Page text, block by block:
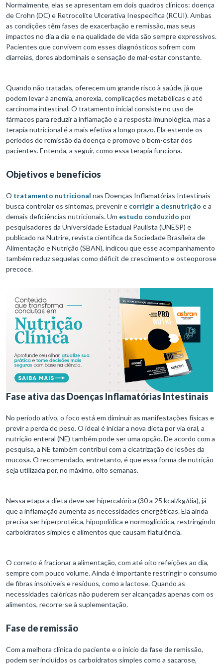
Normalmente, elas se apresentam em dois quadros clínicos: doença
de Crohn (DC) e Retrocolite Ulcerativa Inespecífica (RCUI). Ambas
as condições têm fases de exacerbação e remissão, mas seus
impactos no dia a dia e na qualidade de vida são sempre expressivos.
Pacientes que convivem com esses diagnósticos sofrem com
diarreias, dores abdominais e sensação de mal-estar constante.
Quando não tratadas, oferecem um grande risco à saúde, já que
podem levar à anemia, anorexia, complicações metabólicas e até
carcinoma intestinal. O tratamento inicial consiste no uso de
fármacos para reduzir a inflamação e a resposta imunológica, mas a
terapia nutricional é a mais efetiva a longo prazo. Ela estende os
períodos de remissão da doença e promove o bem-estar dos
pacientes. Entenda, a seguir, como essa terapia funciona.
Objetivos e benefícios
O tratamento nutricional nas Doenças Inflamatórias Intestinais
busca controlar os sintomas, prevenir e corrigir a desnutrição e a
demais deficiências nutricionais. Um estudo conduzido por
pesquisadores da Universidade Estadual Paulista (UNESP) e
publicado na Nutrire, revista científica da Sociedade Brasileira de
Alimentação e Nutrição (SBAN), indicou que esse acompanhamento
também reduz sequelas como déficit de crescimento e osteoporose
precoce.
Fase ativa das Doenças Inflamatórias Intestinais
No período ativo, o foco está em diminuir as manifestações físicas e
previr a perda de peso. O ideal é iniciar a nova dieta por via oral, a
nutrição enteral (NE) também pode ser uma opção. De acordo com a
pesquisa, a NE também contribui com a cicatrização de lesões da
mucosa. O recomendado, entretanto, é que essa forma de nutrição
seja utilizada por, no máximo, oito semanas.
Nessa etapa a dieta deve ser hipercalórica (30 a 25 kcal/kg/dia), já
que a inflamação aumenta as necessidades energéticas. Ela ainda
precisa ser hiperprotéica, hipopolídica e normoglicídica, restringindo
carboidratos simples e alimentos que causam flatulência.
O correto é fracionar a alimentação, com até oito refeições ao dia,
sempre com pouco volume. Ainda é importante restringir o consumo
de fibras insolúveis e resíduos, como a lactose. Quando as
necessidades calóricas não puderem ser alcançadas apenas com os
alimentos, recorre-se à suplementação.
Fase de remissão
Com a melhora clínica do paciente e o início da fase de remissão,
podem ser incluídos os carboidratos simples como a sacarose,